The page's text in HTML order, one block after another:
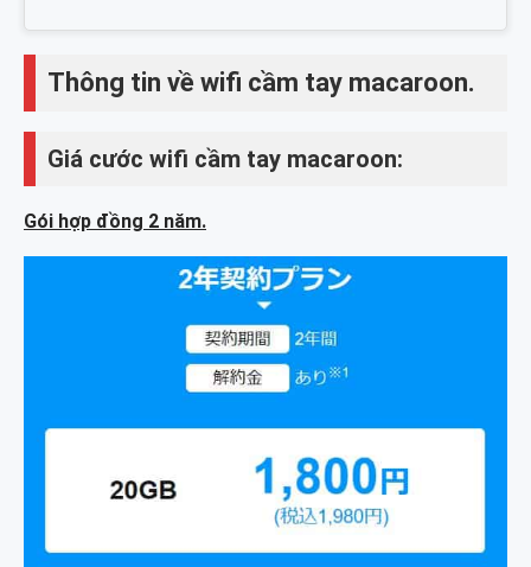
Thông tin về wifi cầm tay macaroon.
Giá cước wifi cầm tay macaroon:
Gói hợp đồng 2 năm.